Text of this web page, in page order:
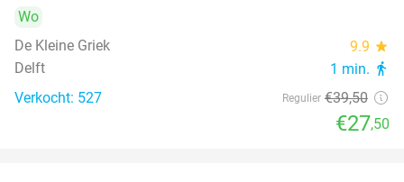
Wo
De Kleine Griek
9.9 star
Delft 1 min. directions_walk
Verkocht: 527 Regulier €39,50
€27,50